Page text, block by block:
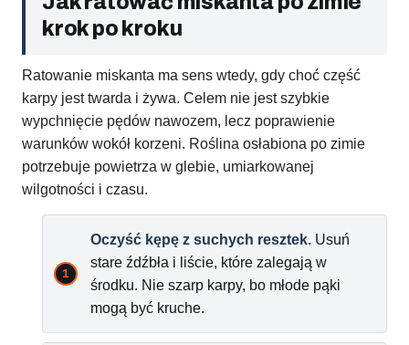
krok po kroku
Ratowanie miskanta ma sens wtedy, gdy choć część
karpy jest twarda i żywa. Celem nie jest szybkie
wypchnięcie pędów nawozem, lecz poprawienie
warunków wokół korzeni. Roślina osłabiona po zimie
potrzebuje powietrza w glebie, umiarkowanej
wilgotności i czasu.
Oczyść kępę z suchych resztek. Usuń
stare źdźbła i liście, które zalegają w
środku. Nie szarp karpy, bo młode pąki
mogą być kruche.